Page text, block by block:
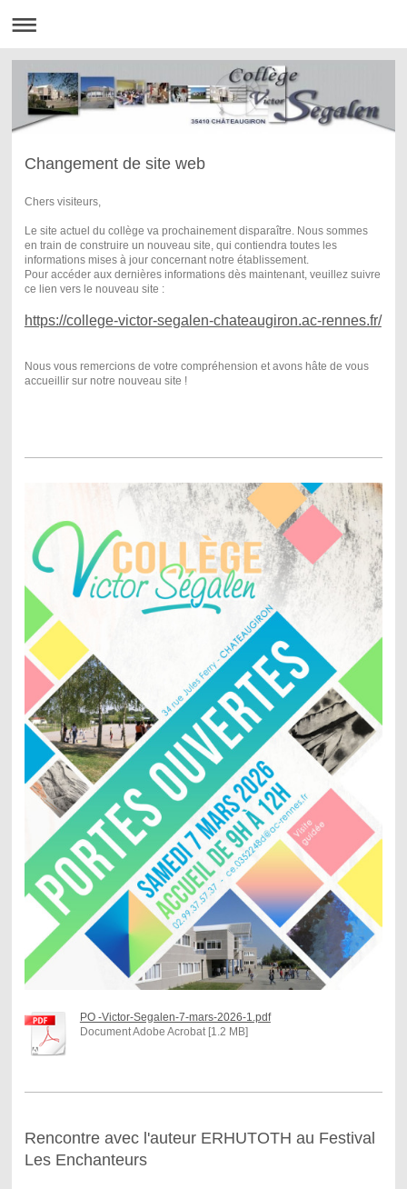
Changement de site web
Chers visiteurs,
Le site actuel du collège va prochainement disparaître. Nous sommes
en train de construire un nouveau site, qui contiendra toutes les
informations mises à jour concernant notre établissement.
Pour accéder aux dernières informations dès maintenant, veuillez suivre
ce lien vers le nouveau site :
https://college-victor-segalen-chateaugiron.ac-rennes.fr/
Nous vous remercions de votre compréhension et avons hâte de vous
accueillir sur notre nouveau site !
PO -Victor-Segalen-7-mars-2026-1.pdf
Document Adobe Acrobat [1.2 MB]
Rencontre avec l'auteur ERHUTOTH au Festival
Les Enchanteurs